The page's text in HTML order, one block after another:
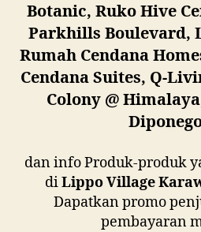
Botanic, Ruko Hive
Parkhills Boulevard,
Rumah Cendana
Cendana Suites, Q-
Colony @
dan info Produk-produk
diLippo Village
Dapatkan promo
pembayaran